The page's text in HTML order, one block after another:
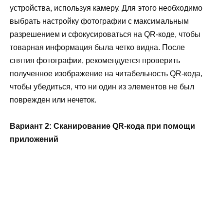
устройства, используя камеру. Для этого необходимо
выбрать настройку фотографии с максимальным
разрешением и сфокусироваться на QR-коде, чтобы
товарная информация была четко видна. После
снятия фотографии, рекомендуется проверить
полученное изображение на читабельность QR-кода,
чтобы убедиться, что ни один из элементов не был
поврежден или нечеток.
Вариант 2: Сканирование QR-кода при помощи
приложений